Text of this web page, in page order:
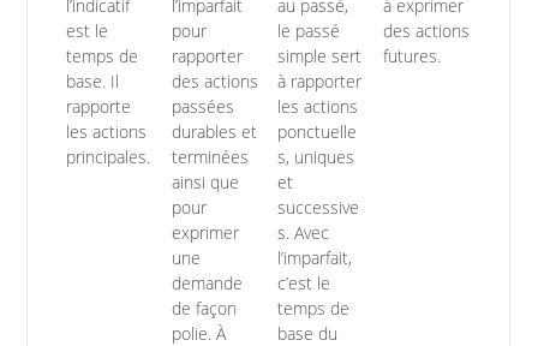
l’indicatif
est le
temps de
base. Il
rapporte
les actions
principales.
l’imparfait
pour
rapporter
des actions
passées
durables et
terminées
ainsi que
pour
exprimer
une
demande
de façon
polie. À
au passé,
le passé
simple sert
à rapporter
les actions
ponctuelle
s, uniques
et
successive
s. Avec
l’imparfait,
c’est le
temps de
base du
à exprimer
des actions
futures.